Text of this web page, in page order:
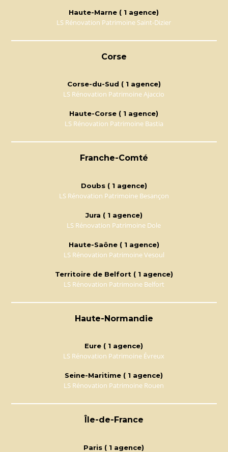
Haute-Marne ( 1 agence)
LS Rénovation Patrimoine Saint-Dizier
Corse
Corse-du-Sud ( 1 agence)
LS Rénovation Patrimoine Ajaccio
Haute-Corse ( 1 agence)
LS Rénovation Patrimoine Bastia
Franche-Comté
Doubs ( 1 agence)
LS Rénovation Patrimoine Besançon
Jura ( 1 agence)
LS Rénovation Patrimoine Dole
Haute-Saône ( 1 agence)
LS Rénovation Patrimoine Vesoul
Territoire de Belfort ( 1 agence)
LS Rénovation Patrimoine Belfort
Haute-Normandie
Eure ( 1 agence)
LS Rénovation Patrimoine Évreux
Seine-Maritime ( 1 agence)
LS Rénovation Patrimoine Rouen
Île-de-France
Paris ( 1 agence)